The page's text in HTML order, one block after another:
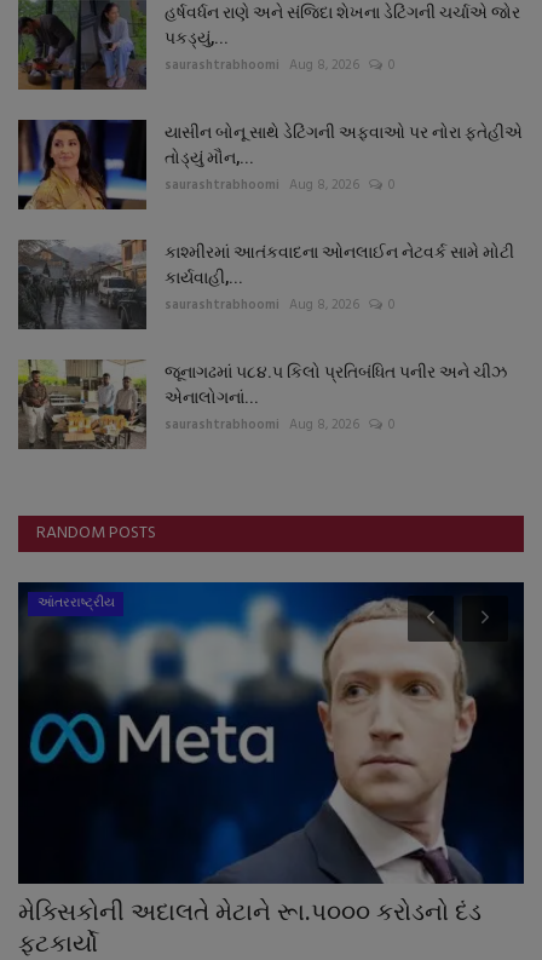
હર્ષવર્ધન રાણે અને સંજિદા શેખના ડેટિંગની ચર્ચાએ જોર
પકડ્યું,...
saurashtrabhoomi Aug 8, 2026 0
યાસીન બોનૂ સાથે ડેટિંગની અફવાઓ પર નોરા ફતેહીએ
તોડ્યું મૌન,...
saurashtrabhoomi Aug 8, 2026 0
કાશ્મીરમાં આતંકવાદના ઓનલાઈન નેટવર્ક સામે મોટી
કાર્યવાહી,...
saurashtrabhoomi Aug 8, 2026 0
જૂનાગઢમાં ૫૮૪.૫ કિલો પ્રતિબંધિત પનીર અને ચીઝ
એનાલોગનાં...
saurashtrabhoomi Aug 8, 2026 0
RANDOM POSTS
આંતરરાષ્ટ્રીય
મેક્સિકોની અદાલતે મેટાને રૂા.પ૦૦૦ કરોડનો દંડ
ફટકાર્યો